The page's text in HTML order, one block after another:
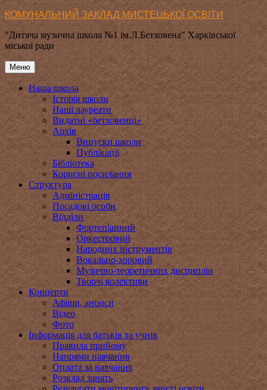
Перейти
вмісту
КОМУНАЛЬНИЙ ЗАКЛАД МИСТЕЦЬКОЇ ОСВІТИ
"Дитяча музична школа №1 ім.Л.Бетховена" Харківської
міської ради
Меню
Наша школа
Історія школи
Наші лауреати
Видатні «бетховенці»
Архів
Випуски школи
Публікації
Бібліотека
Корисні посилання
Структура
Адміністрація
Посадові особи
Відділи
Фортепіанний
Оркестровий
Народних інструментів
Вокально-хоровий
Музично-теоретичних дисциплін
Творчі колективи
Концерти
Афіши, анонси
Відео
Фото
Інформація для батьків та учнів
Правила прийому
Напрями навчання
Оплата за навчання
Розклад занять